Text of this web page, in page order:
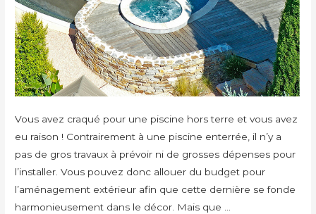
Vous avez craqué pour une piscine hors terre et vous avez
eu raison ! Contrairement à une piscine enterrée, il n’y a
pas de gros travaux à prévoir ni de grosses dépenses pour
l’installer. Vous pouvez donc allouer du budget pour
l’aménagement extérieur afin que cette dernière se fonde
harmonieusement dans le décor. Mais que …